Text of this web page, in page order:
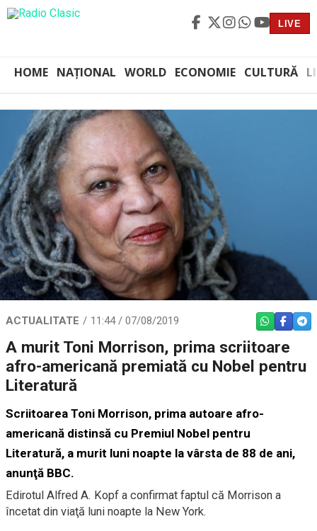
LIVE
HOME NAȚIONAL WORLD ECONOMIE CULTURĂ
ACTUALITATE 11:44 / 07/08/2019 WHATSAPP
A murit Toni Morrison, prima scriitoare
afro-americană premiată cu Nobel pentru
Literatură
Scriitoarea Toni Morrison, prima autoare afro-
americană distinsă cu Premiul Nobel pentru
Literatură, a murit luni noapte la vârsta de 88 de ani,
anunţă BBC.
Edirotul Alfred A. Kopf a confirmat faptul că Morrison a
încetat din viaţă luni noapte la New York.